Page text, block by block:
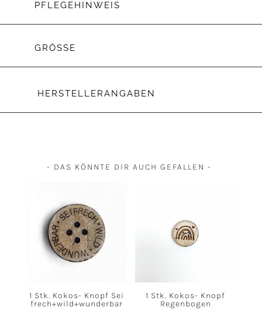
PFLEGEHINWEIS
GRÖSSE
HERSTELLERANGABEN
- DAS KÖNNTE DIR AUCH GEFALLEN -
1 Stk. Kokos- Knopf Sei
frech+wild+wunderbar
1 Stk. Kokos- Knopf
Regenbogen